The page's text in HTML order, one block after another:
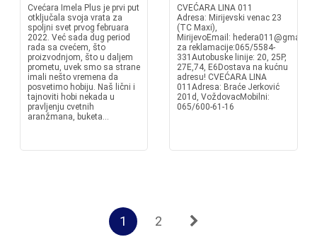
Cvećara Imela Plus je prvi put
otključala svoja vrata za
spoljni svet prvog februara
2022. Već sada dug period
rada sa cvećem, što
proizvodnjom, što u daljem
prometu, uvek smo sa strane
imali nešto vremena da
posvetimo hobiju. Naš lični i
tajnoviti hobi nekada u
pravljenju cvetnih
aranžmana, buketa...
CVEĆARA LINA 011
Adresa: Mirijevski venac 23
(TC Maxi),
MirijevoEmail:
za reklamacije:065/5584-
331Autobuske linije: 20, 25P,
27E,74, E6Dostava na kućnu
adresu! CVEĆARA LINA
011Adresa: Braće Jerković
201d, VoždovacMobilni:
065/600-61-16
1 2